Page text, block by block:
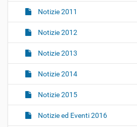
Notizie 2011
Notizie 2012
Notizie 2013
Notizie 2014
Notizie 2015
Notizie ed Eventi 2016